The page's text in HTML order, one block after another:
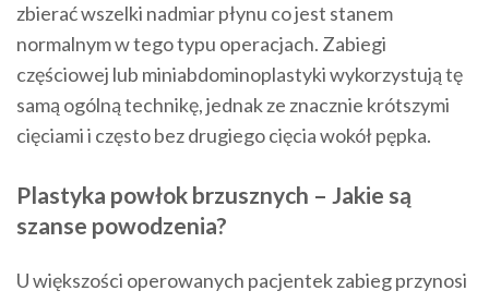
zbierać wszelki nadmiar płynu co jest stanem
normalnym w tego typu operacjach. Zabiegi
częściowej lub miniabdominoplastyki wykorzystują tę
samą ogólną technikę, jednak ze znacznie krótszymi
cięciami i często bez drugiego cięcia wokół pępka.
Plastyka powłok brzusznych – Jakie są
szanse powodzenia?
U większości operowanych pacjentek zabieg przynosi